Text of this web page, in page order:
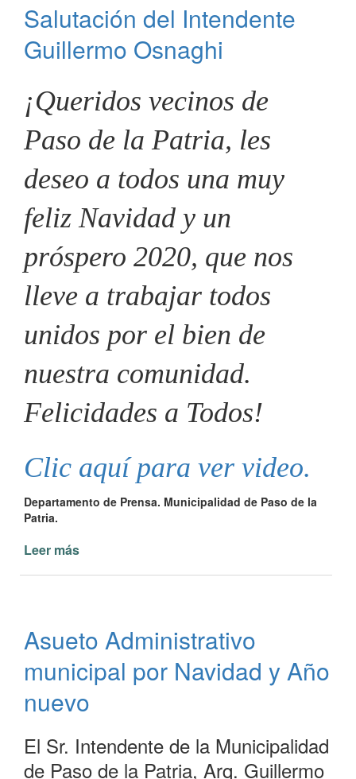
2020
Salutación del Intendente
Guillermo Osnaghi
¡Queridos vecinos de
Paso de la Patria, les
deseo a todos una muy
feliz Navidad y un
próspero 2020, que nos
lleve a trabajar todos
unidos por el bien de
nuestra comunidad.
Felicidades a Todos!
Clic aquí para ver video.
Departamento de Prensa. Municipalidad de Paso de la
Patria.
Leer más
Osnaghi
Asueto Administrativo
municipal por Navidad y Año
nuevo
El Sr. Intendente de la Municipalidad
de Paso de la Patria, Arq. Guillermo